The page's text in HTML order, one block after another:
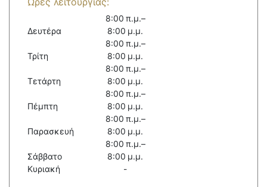
Δευτέρα
8:00 π.μ.–
8:00 μ.μ.
Τρίτη
8:00 π.μ.–
8:00 μ.μ.
Τετάρτη
8:00 π.μ.–
8:00 μ.μ.
Πέμπτη
8:00 π.μ.–
8:00 μ.μ.
Παρασκευή
8:00 π.μ.–
8:00 μ.μ.
Σάββατο
8:00 π.μ.–
8:00 μ.μ.
Κυριακή
-